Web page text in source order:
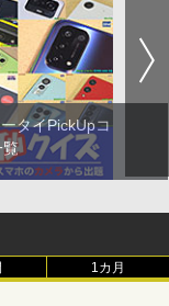
タイPickUpコ
覧
1カ月